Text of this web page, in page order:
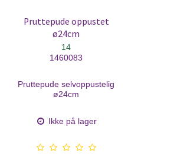
Pruttepude oppustet
ø24cm
14
1460083
Pruttepude selvoppustelig
ø24cm
Ikke på lager